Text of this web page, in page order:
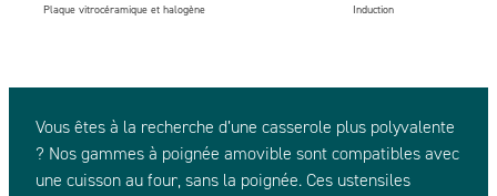
Plaque vitrocéramique et halogène Induction
Vous êtes à la recherche d’une casserole plus polyvalente
? Nos gammes à poignée amovible sont compatibles avec
une cuisson au four, sans la poignée. Ces ustensiles